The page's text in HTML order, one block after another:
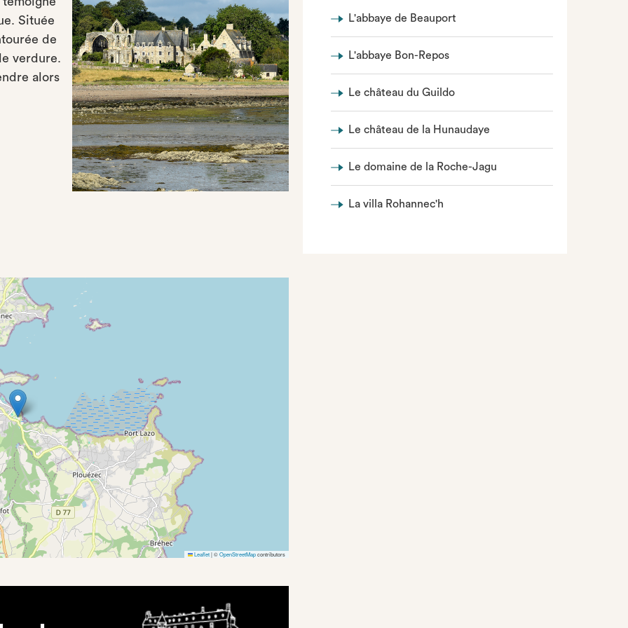
Située
de
verdure.
alors
Leaflet |©OpenStreetMapcontributors
L'abbaye de Beauport
L'abbaye Bon-Repos
Le château du Guildo
Le château de la Hunaudaye
Le domaine de la Roche-Jagu
La villa Rohannec'h